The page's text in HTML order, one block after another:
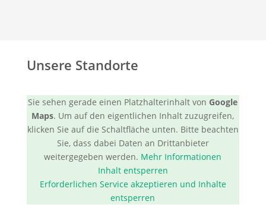
Unsere Standorte
Sie sehen gerade einen Platzhalterinhalt von Google
Maps. Um auf den eigentlichen Inhalt zuzugreifen,
klicken Sie auf die Schaltfläche unten. Bitte beachten
Sie, dass dabei Daten an Drittanbieter
weitergegeben werden. Mehr Informationen
Inhalt entsperren
Erforderlichen Service akzeptieren und Inhalte
entsperren